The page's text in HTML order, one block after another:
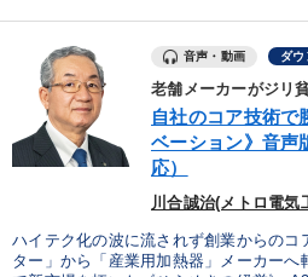
音声・動画 ダウ
老舗メーカーがジリ
自社のコア技術で
ベーション》音声
応）
川合誠治(メトロ電
ハイテク化の波に流されず創業からのコ
ター」から「産業用加熱器」メーカーへ